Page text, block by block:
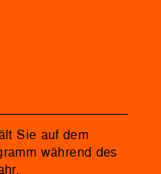
Sie auf dem
während des